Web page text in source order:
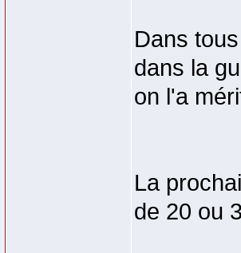
Dans
dans la
on l'a
La
de 20 ou